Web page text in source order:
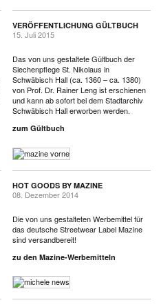
VERÖFFENTLICHUNG GÜLTBUCH
15. Juli 2015
Das von uns gestaltete Gültbuch der
Siechenpflege St. Nikolaus in
Schwäbisch Hall (ca. 1360 – ca. 1380)
von Prof. Dr. Rainer Leng ist erschienen
und kann ab sofort bei dem Stadtarchiv
Schwäbisch Hall erworben werden.
zum Gültbuch
HOT GOODS BY MAZINE
08. Dezember 2014
Die von uns gestalteten Werbemittel für
das deutsche Streetwear Label Mazine
sind versandbereit!
zu den Mazine-Werbemitteln